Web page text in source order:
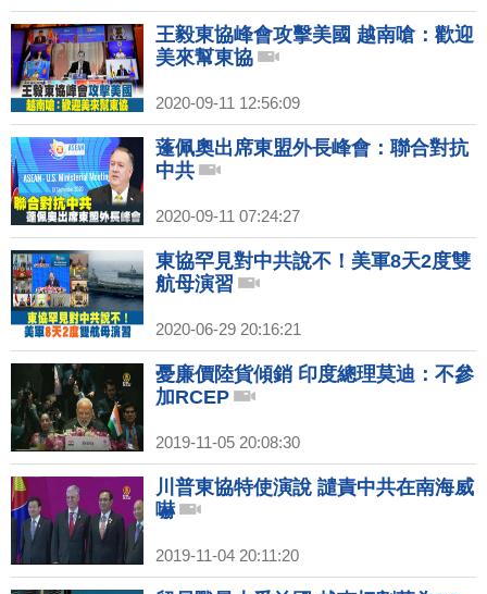
王毅東協峰會攻擊美國 越南嗆：歡迎
美來幫東協
2020-09-11 12:56:09
蓬佩奧出席東盟外長峰會：聯合對抗
中共
2020-09-11 07:24:27
東協罕見對中共說不！美軍8天2度雙
航母演習
2020-06-29 20:16:21
憂廉價陸貨傾銷 印度總理莫迪：不參
加RCEP
2019-11-05 20:08:30
川普東協特使演說 譴責中共在南海威
嚇
2019-11-04 20:11:20